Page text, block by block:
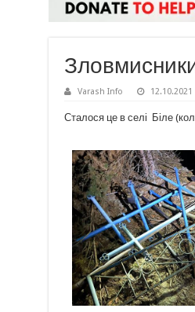
Varash Info 12.10.2021
Сталося це в селі Біле